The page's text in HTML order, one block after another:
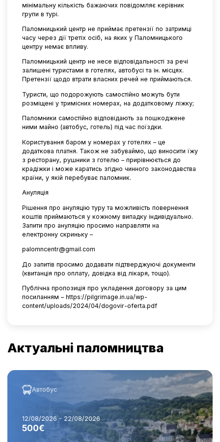
мінімальну кількість бажаючих повідомляє керівник
групи в турі.
Паломницький центр не приймає претензії по затримці
часу через дії третіх осіб, на яких у Паломницького
центру немає впливу.
Паломницький центр не несе відповідальності за речі
залишені туристами в готелях, автобусі та ін. місцях.
Претензії щодо втрати власних речей не приймаються.
Туристи, що подорожують самостійно можуть бути
розміщені у тримісних номерах, на додатковому ліжку;
Паломники самостійно відповідають за пошкоджене
ними майно (автобус, готель) під час поїздки.
Користування баром у номерах у готелях – це
додаткова платня. Також не забуваймо, що виносити їжу
з ресторану, рушники з готелю – прирівнюється до
крадіжки і може каратись згідно чинного законодавства
країни, у якій перебуває паломник.
Ануляція
Рішення про ануляцію туру та можливість повернення
коштів приймаються у кожному випадку індивідуально.
Запити про ануляцію просимо направляти на
електронну скриньку –
palomncentr@gmail.com
До запитів просимо додавати підтверджуючі документи
(квитанція про оплату, довідка від лікаря, тощо).
Публічна пропозиція про укладення договору за цим
посиланням – https://pilgrimage.in.ua/wp-
content/uploads/2024/04/dogovir-oferta.pdf
Актуальні паломництва
Автобус
12/08/2026 - 22/08/2026
500€